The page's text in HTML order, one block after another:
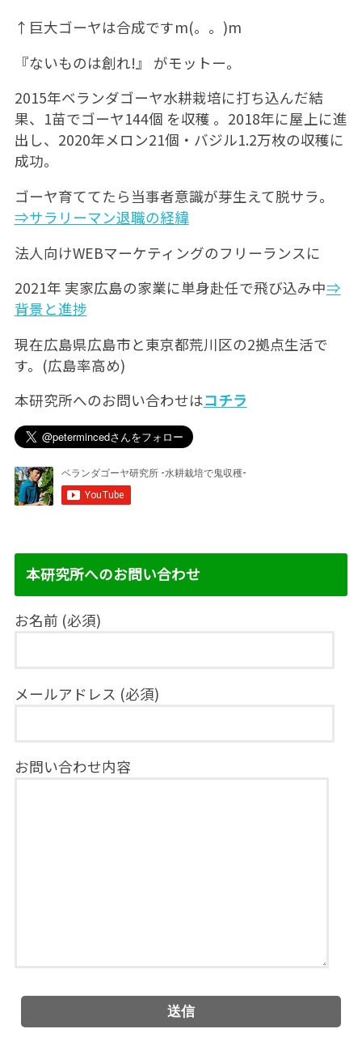
↑巨大ゴーヤは合成ですm(。。)m
『ないものは創れ!』 がモットー。
2015年ベランダゴーヤ水耕栽培に打ち込んだ結
果、1苗でゴーヤ144個 を収穫 。2018年に屋上に進
出し、2020年メロン21個・バジル1.2万枚の収穫に
成功。
ゴーヤ育ててたら当事者意識が芽生えて脱サラ。
⇒サラリーマン退職の経緯
法人向けWEBマーケティングのフリーランスに
2021年 実家広島の家業に単身赴任で飛び込み中⇒
背景と進捗
現在広島県広島市と東京都荒川区の2拠点生活で
す。(広島率高め)
本研究所へのお問い合わせはコチラ
本研究所へのお問い合わせ
お名前 (必須)
メールアドレス (必須)
お問い合わせ内容